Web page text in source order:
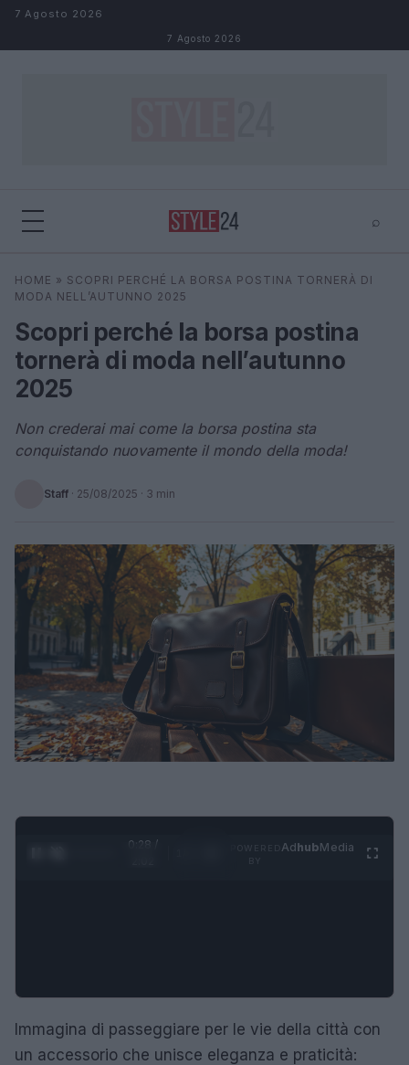
Salta al contenuto
7 Agosto 2026
7 Agosto 2026
⌕
Cerca ⌕
HOME » SCOPRI PERCHÉ LA BORSA POSTINA TORNERÀ DI
MODA NELL’AUTUNNO 2025
Scopri perché la borsa postina
tornerà di moda nell’autunno
2025
Non crederai mai come la borsa postina sta
conquistando nuovamente il mondo della moda!
Staff · 25/08/2025 · 3 min
0:29 /
AdhubMedia
Immagina di passeggiare per le vie della città con
un accessorio che unisce eleganza e praticità: